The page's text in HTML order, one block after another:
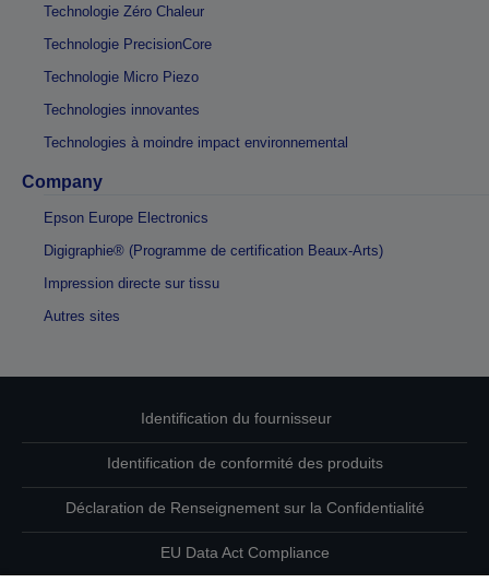
Technologie Zéro Chaleur
Technologie PrecisionCore
Technologie Micro Piezo
Technologies innovantes
Technologies à moindre impact environnemental
Company
Epson Europe Electronics
Digigraphie® (Programme de certification Beaux-Arts)
Impression directe sur tissu
Autres sites
Identification du fournisseur
Identification de conformité des produits
Déclaration de Renseignement sur la Confidentialité
EU Data Act Compliance